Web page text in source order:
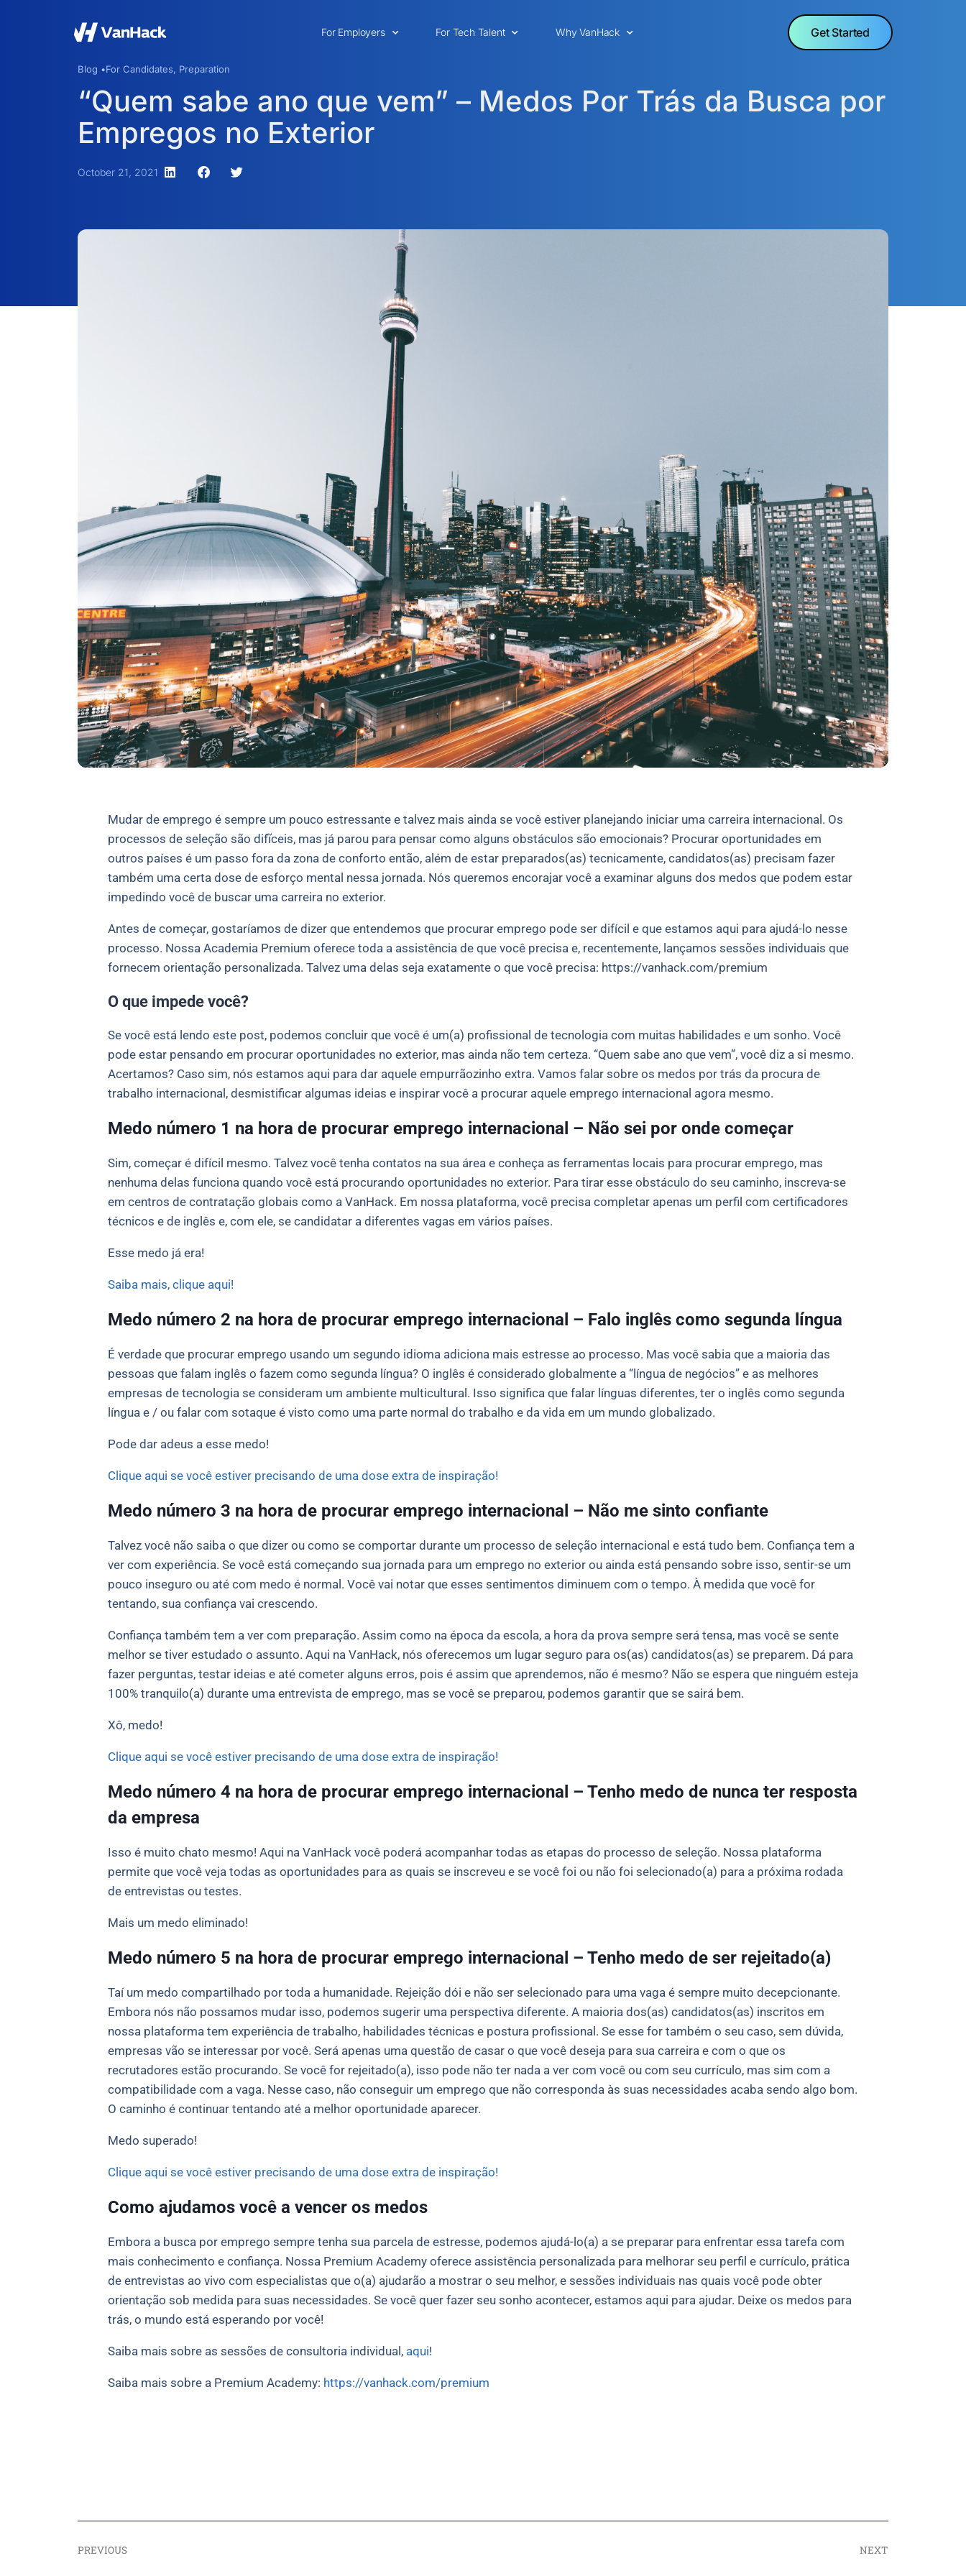
For Employers For Tech Talent Why VanHack Get Started
Blog •For Candidates, Preparation
“Quem sabe ano que vem” – Medos Por Trás da Busca por
Empregos no Exterior
October 21, 2021
Mudar de emprego é sempre um pouco estressante e talvez mais ainda se você estiver planejando iniciar uma carreira internacional. Os
processos de seleção são difĩceis, mas já parou para pensar como alguns obstáculos são emocionais? Procurar oportunidades em
outros países é um passo fora da zona de conforto então, além de estar preparados(as) tecnicamente, candidatos(as) precisam fazer
também uma certa dose de esforço mental nessa jornada. Nós queremos encorajar você a examinar alguns dos medos que podem estar
impedindo você de buscar uma carreira no exterior.
Antes de começar, gostaríamos de dizer que entendemos que procurar emprego pode ser difícil e que estamos aqui para ajudá-lo nesse
processo. Nossa Academia Premium oferece toda a assistência de que você precisa e, recentemente, lançamos sessões individuais que
fornecem orientação personalizada. Talvez uma delas seja exatamente o que você precisa: https://vanhack.com/premium
O que impede você?
Se você está lendo este post, podemos concluir que você é um(a) profissional de tecnologia com muitas habilidades e um sonho. Você
pode estar pensando em procurar oportunidades no exterior, mas ainda não tem certeza. “Quem sabe ano que vem”, você diz a si mesmo.
Acertamos? Caso sim, nós estamos aqui para dar aquele empurrãozinho extra. Vamos falar sobre os medos por trás da procura de
trabalho internacional, desmistificar algumas ideias e inspirar você a procurar aquele emprego internacional agora mesmo.
Medo número 1 na hora de procurar emprego internacional – Não sei por onde começar
Sim, começar é difícil mesmo. Talvez você tenha contatos na sua área e conheça as ferramentas locais para procurar emprego, mas
nenhuma delas funciona quando você está procurando oportunidades no exterior. Para tirar esse obstáculo do seu caminho, inscreva-se
em centros de contratação globais como a VanHack. Em nossa plataforma, você precisa completar apenas um perfil com certificadores
técnicos e de inglês e, com ele, se candidatar a diferentes vagas em vários países.
Esse medo já era!
Saiba mais, clique aqui!
Medo número 2 na hora de procurar emprego internacional – Falo inglês como segunda língua
É verdade que procurar emprego usando um segundo idioma adiciona mais estresse ao processo. Mas você sabia que a maioria das
pessoas que falam inglês o fazem como segunda língua? O inglês é considerado globalmente a “língua de negócios” e as melhores
empresas de tecnologia se consideram um ambiente multicultural. Isso significa que falar línguas diferentes, ter o inglês como segunda
língua e / ou falar com sotaque é visto como uma parte normal do trabalho e da vida em um mundo globalizado.
Pode dar adeus a esse medo!
Clique aqui se você estiver precisando de uma dose extra de inspiração!
Medo número 3 na hora de procurar emprego internacional – Não me sinto confiante
Talvez você não saiba o que dizer ou como se comportar durante um processo de seleção internacional e está tudo bem. Confiança tem a
ver com experiência. Se você está começando sua jornada para um emprego no exterior ou ainda está pensando sobre isso, sentir-se um
pouco inseguro ou até com medo é normal. Você vai notar que esses sentimentos diminuem com o tempo. À medida que você for
tentando, sua confiança vai crescendo.
Confiança também tem a ver com preparação. Assim como na época da escola, a hora da prova sempre será tensa, mas você se sente
melhor se tiver estudado o assunto. Aqui na VanHack, nós oferecemos um lugar seguro para os(as) candidatos(as) se preparem. Dá para
fazer perguntas, testar ideias e até cometer alguns erros, pois é assim que aprendemos, não é mesmo? Não se espera que ninguém esteja
100% tranquilo(a) durante uma entrevista de emprego, mas se você se preparou, podemos garantir que se sairá bem.
Xô, medo!
Clique aqui se você estiver precisando de uma dose extra de inspiração!
Medo número 4 na hora de procurar emprego internacional – Tenho medo de nunca ter resposta
da empresa
Isso é muito chato mesmo! Aqui na VanHack você poderá acompanhar todas as etapas do processo de seleção. Nossa plataforma
permite que você veja todas as oportunidades para as quais se inscreveu e se você foi ou não foi selecionado(a) para a próxima rodada
de entrevistas ou testes.
Mais um medo eliminado!
Medo número 5 na hora de procurar emprego internacional – Tenho medo de ser rejeitado(a)
Taí um medo compartilhado por toda a humanidade. Rejeição dói e não ser selecionado para uma vaga é sempre muito decepcionante.
Embora nós não possamos mudar isso, podemos sugerir uma perspectiva diferente. A maioria dos(as) candidatos(as) inscritos em
nossa plataforma tem experiência de trabalho, habilidades técnicas e postura profissional. Se esse for também o seu caso, sem dúvida,
empresas vão se interessar por você. Será apenas uma questão de casar o que você deseja para sua carreira e com o que os
recrutadores estão procurando. Se você for rejeitado(a), isso pode não ter nada a ver com você ou com seu currículo, mas sim com a
compatibilidade com a vaga. Nesse caso, não conseguir um emprego que não corresponda às suas necessidades acaba sendo algo bom.
O caminho é continuar tentando até a melhor oportunidade aparecer.
Medo superado!
Clique aqui se você estiver precisando de uma dose extra de inspiração!
Como ajudamos você a vencer os medos
Embora a busca por emprego sempre tenha sua parcela de estresse, podemos ajudá-lo(a) a se preparar para enfrentar essa tarefa com
mais conhecimento e confiança. Nossa Premium Academy oferece assistência personalizada para melhorar seu perfil e currículo, prática
de entrevistas ao vivo com especialistas que o(a) ajudarão a mostrar o seu melhor, e sessões individuais nas quais você pode obter
orientação sob medida para suas necessidades. Se você quer fazer seu sonho acontecer, estamos aqui para ajudar. Deixe os medos para
trás, o mundo está esperando por você!
Saiba mais sobre as sessões de consultoria individual, aqui!
Saiba mais sobre a Premium Academy: https://vanhack.com/premium
PREVIOUS NEXT